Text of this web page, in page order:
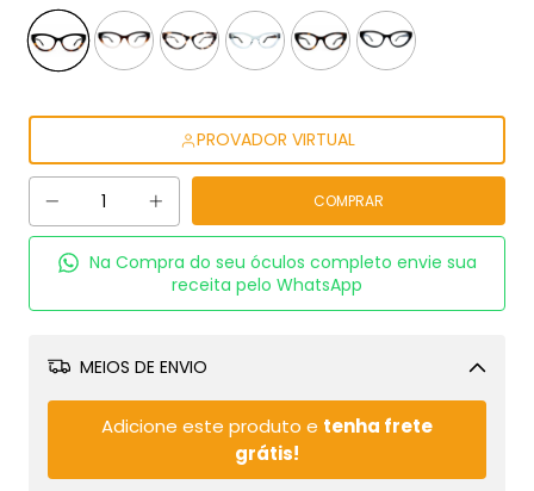
PROVADOR VIRTUAL
Na Compra do seu óculos completo envie sua
receita pelo WhatsApp
MEIOS DE ENVIO
Adicione este produto e tenha frete
grátis!